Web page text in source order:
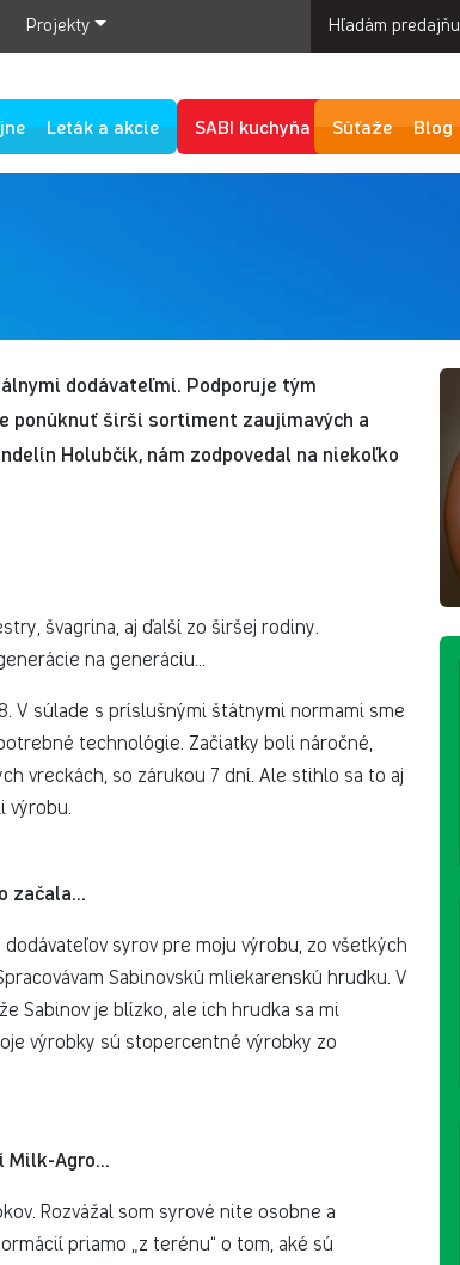
Projekty Hľadám predajňu
Leták a akcie SABI kuchyňa Súťaže Blog
dodávateľmi. Podporuje tým
ponúknuť širší sortiment zaujímavých a
Holubčík, nám zodpovedal na niekoľko
švagrina, aj ďalší zo širšej rodiny.
na generáciu…
V súlade s príslušnými štátnymi normami sme
technológie. Začiatky boli náročné,
vreckách, so zárukou 7 dní. Ale stihlo sa to aj
výrobu.
začala…
syrov pre moju výrobu, zo všetkých
Sabinovskú mliekarenskú hrudku. V
Sabinov je blízko, ale ich hrudka sa mi
výrobky sú stopercentné výrobky zo
Agro…
Rozvážal som syrové nite osobne a
priamo „z terénu“ o tom, aké sú